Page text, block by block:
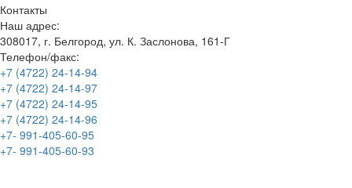
Контакты
Наш адрес:
308017, г. Белгород, ул. К. Заслонова, 161-Г
Телефон/факс:
+7 (4722) 24-14-94
+7 (4722) 24-14-97
+7 (4722) 24-14-95
+7 (4722) 24-14-96
+7- 991-405-60-95
+7- 991-405-60-93